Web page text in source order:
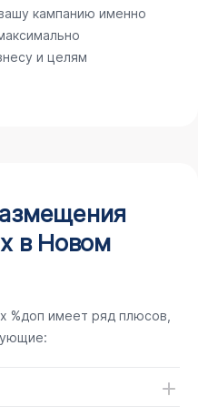
кампанию именно
и целям
в Новом
%доп имеет ряд плюсов,